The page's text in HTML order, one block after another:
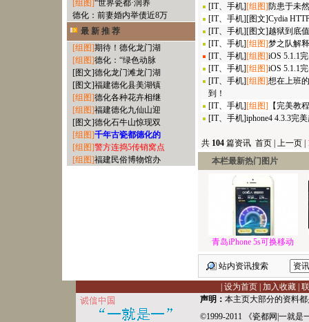
[组图]“世界瓷都·润养
德化：前妻婚内举债近8万
最 新 推 荐
[组图]期待！德化龙门湖
[组图]德化：“绿色动脉
[图文]德化龙门滩龙门湖
[图文]福建德化县美湖镇
[组图]德化各种花卉相继
[组图]福建德化九仙山迎
[图文]德化石牛山惊现双
[组图]千年古瓷都德化的
[组图]警方连捣5传销窝点
[组图]福建民俗博物馆办
[IT、手机][组图]防患于未
[IT、手机][图文]Cydia
[IT、手机][图文]越狱到底
[IT、手机][组图]梦之队解
[IT、手机][组图]iOS 5.1.1
[IT、手机][组图]iOS 5.1.1
[IT、手机][组图]想在上班
到！
[IT、手机][组图] 【完美教
[IT、手机]iphone4 4.3.3完
共 104篇资讯 首页 | 上一页 |
本栏最新热门图片
青岛iPhone 5s可换移动
站内资讯搜索
设为首页| 加入收藏|
声明： 本主页大部分的资料
©1999-2011 《瓷都网 一就是